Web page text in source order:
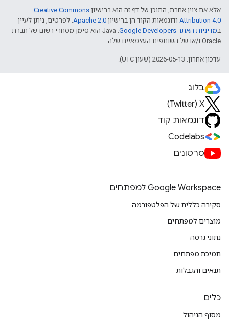
אלא אם צוין אחרת, התוכן של דף זה הוא ברישיון Creative Commons
Attribution 4.0 ודוגמאות הקוד הן ברישיון Apache 2.0. לפרטים, ניתן לעיין
במדיניות האתר Google Developers‏
.‏ Java הוא סימן מסחרי רשום של חברת
Oracle ו/או של השותפים העצמאיים שלה.
עדכון אחרון: 2026-05-13 (שעון UTC).
בלוג
X‏ (Twitter)
דוגמאות קוד
Codelabs
סרטונים
Google Workspace למפתחים
סקירה כללית של הפלטפורמה
מוצרים למפתחים
נתוני גרסה
תמיכת מפתחים
תנאים והגבלות
כלים
מסוף הניהול